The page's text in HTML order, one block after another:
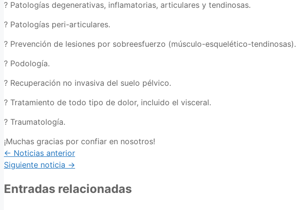
? Patologías degenerativas, inflamatorias, articulares y tendinosas.
? Patologías peri-articulares.
? Prevención de lesiones por sobreesfuerzo (músculo-esquelético-tendinosas).
? Podología.
? Recuperación no invasiva del suelo pélvico.
? Tratamiento de todo tipo de dolor, incluido el visceral.
? Traumatología.
¡Muchas gracias por confiar en nosotros!
Posts
navigation
← Noticias anterior
Siguiente noticia →
Entradas relacionadas